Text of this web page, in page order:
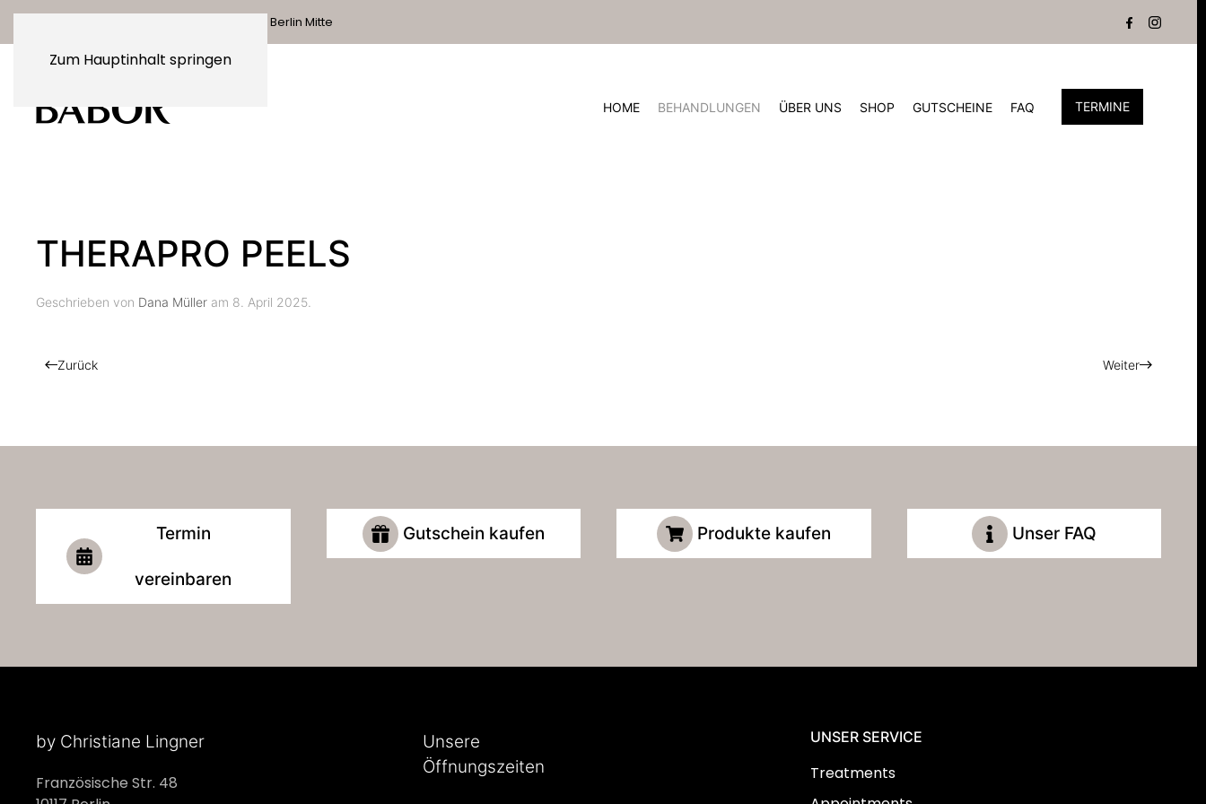
Zum Hauptinhalt springen
BABOR Berlin I Französische Str. 48, Berlin Mitte
HOME BEHANDLUNGEN ÜBER UNS SHOP GUTSCHEINE FAQ TERMINE
THERAPRO PEELS
Geschrieben von Dana Müller am 8. April 2025
Zurück Weiter
Termin
vereinbaren
Gutschein kaufen Produkte kaufen Unser FAQ
by Christiane Lingner
Französische Str. 48
Unsere
Öffnungszeiten
UNSER SERVICE
Treatments